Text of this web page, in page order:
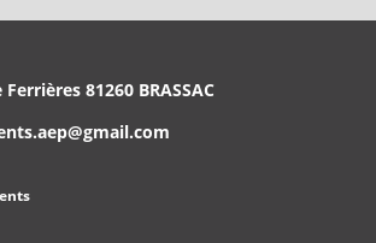
81260 BRASSAC